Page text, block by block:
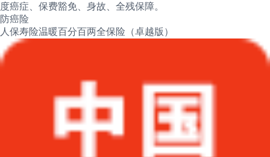
度癌症、保费豁免、身故、全残保障。
防癌险
人保寿险温暖百分百两全保险（卓越版）